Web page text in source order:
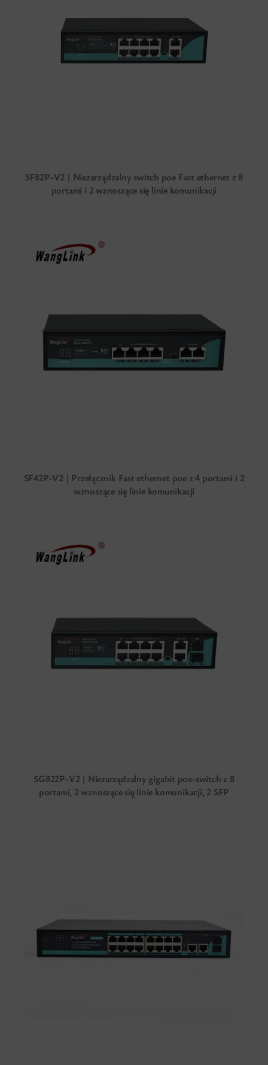
SF82P-V2 | Niezarządzalny switch poe Fast ethernet z 8
portami i 2 wznoszące się linie komunikacji
SF42P-V2 | Przełącznik Fast ethernet poe z 4 portami i 2
wznoszące się linie komunikacji
SG822P-V2 | Niezarządzalny gigabit poe-switch z 8
portami, 2 wznoszące się linie komunikacji, 2 SFP